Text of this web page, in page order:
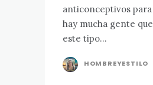
anticonceptivos
hay mucha gente
este tipo...
HOMBREYESTILO